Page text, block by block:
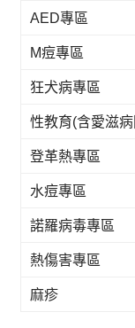
AED專區
M痘專區
狂犬病專區
性教育(含愛滋
登革熱專區
水痘專區
諾羅病毒專區
熱傷害專區
麻疹